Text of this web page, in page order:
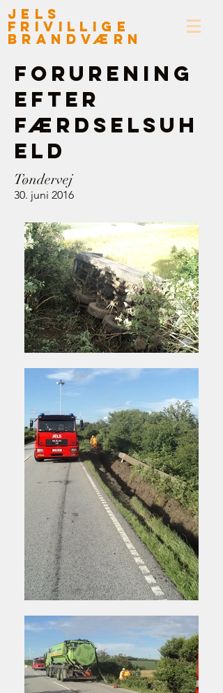
Jels
Frivillige
Brandværn
forurening
efter
færdselsuh
eld
Tøndervej
30. juni 2016